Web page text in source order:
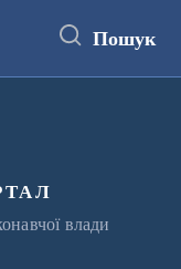
Пошук
влади